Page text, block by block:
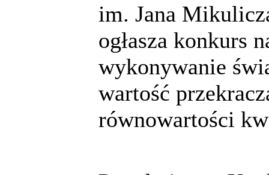
im. Jana
ogłasza konkurs
wykonywanie
wartość
równowartości